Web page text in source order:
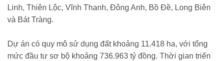
Linh, Thiên Lộc, Vĩnh Thanh, Đông Anh, Bồ Đề, Long Biên
và Bát Tràng.
Dự án có quy mô sử dụng đất khoảng 11.418 ha, với tổng
mức đầu tư sơ bộ khoảng 736.963 tỷ đồng. Thời gian triển